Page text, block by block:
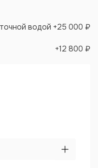
водой +25 000 ₽
+12 800 ₽